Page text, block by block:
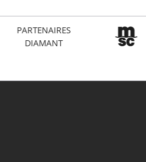
PARTENAIRES
DIAMANT